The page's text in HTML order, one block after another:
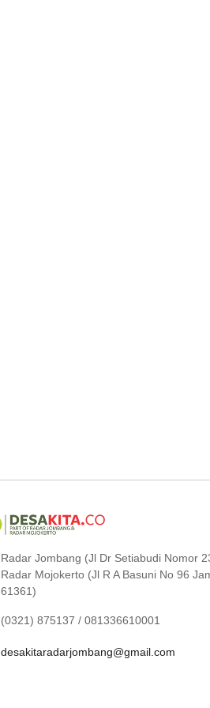
Radar Jombang (Jl Dr Setiabudi Nomor
Radar Mojokerto (Jl R A Basuni No 96
61361)
(0321) 875137 / 081336610001
desakitaradarjombang@gmail.com